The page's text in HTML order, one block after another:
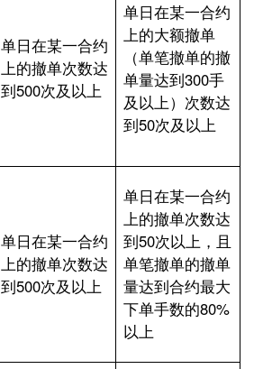
单日在某一合约
上的撤单次数达
到500次及以上
单日在某一合约
上的大额撤单
（单笔撤单的撤
单量达到300手
及以上）次数达
到50次及以上
单日在某一合约
上的撤单次数达
到500次及以上
单日在某一合约
上的撤单次数达
到50次以上，且
单笔撤单的撤单
量达到合约最大
下单手数的80%
以上